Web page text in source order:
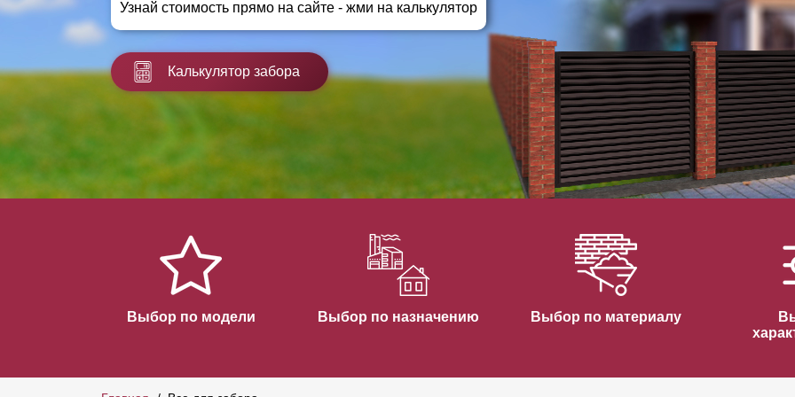
Заборы для дачи
Заборы и ограждения для школ
Забор на участок 10 соток
Горизонтальные заборы
Высокие заборы
Красивые, дизайнерские заборы
ВЫБОР ПО СПОСОБУ МОНТАЖА
Заборы под ключ
Готовые заборы
Быстровозводимые заборы
Узнай стоимость прямо на сайте - жми на калькулятор
Калькулятор забора
Выбор по модели Выбор по назначению Выбор по материалу